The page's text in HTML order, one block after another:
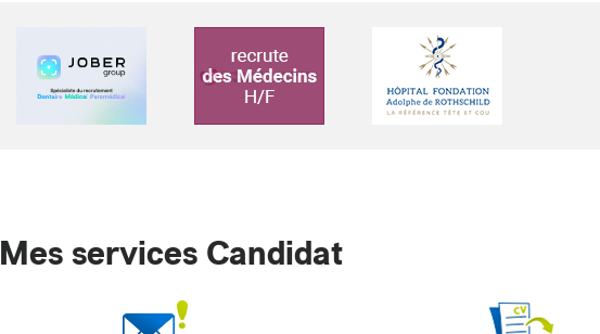
Mes services Candidat